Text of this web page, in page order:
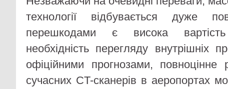
технології відбувається дуже
перешкодами є висока
необхідність перегляду внутрішніх
офіційними прогнозами, повноцінне
сучасних CT-сканерів в аеропортах